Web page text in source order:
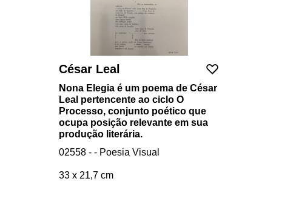
César Leal
Nona Elegia é um poema de César
Leal pertencente ao ciclo O
Processo, conjunto poético que
ocupa posição relevante em sua
produção literária.
02558 - - Poesia Visual
33 x 21,7 cm